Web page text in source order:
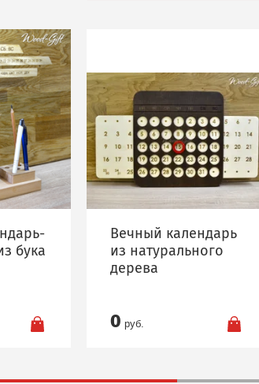
бука
Вечный календарь
из натурального
дерева
0 руб.